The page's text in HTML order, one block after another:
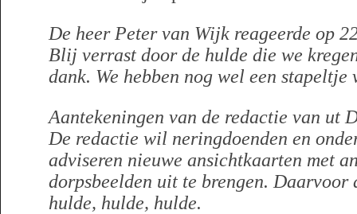
De heer Peter van Wijk reageerde op
Blij verrast door de hulde die we
dank. We hebben nog wel een
Aantekeningen van de redactie van ut
De redactie wil neringdoenden en
adviseren nieuwe ansichtkaarten met
dorpsbeelden uit te brengen.
hulde, hulde, hulde.